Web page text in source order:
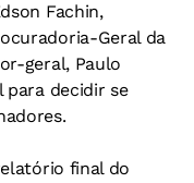
Fachin,
Geral da
geral, Paulo
para decidir se
final do